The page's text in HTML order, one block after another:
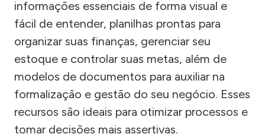
informações essenciais de forma visual e
fácil de entender, planilhas prontas para
organizar suas finanças, gerenciar seu
estoque e controlar suas metas, além de
modelos de documentos para auxiliar na
formalização e gestão do seu negócio. Esses
recursos são ideais para otimizar processos e
tomar decisões mais assertivas.